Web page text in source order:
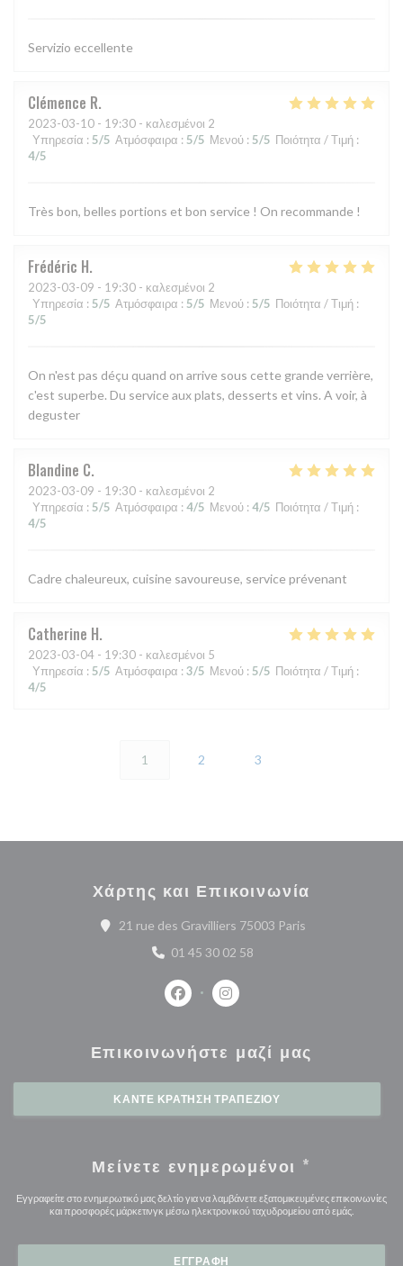
Servizio eccellente
Clémence R
2023-03-10 - 19:30 - καλεσμένοι 2
Υπηρεσία : 5/5 Ατμόσφαιρα : 5/5 Μενού : 5/5 Ποιότητα / Τιμή :
4/5
Très bon, belles portions et bon service ! On recommande !
Frédéric H
2023-03-09 - 19:30 - καλεσμένοι 2
Υπηρεσία : 5/5 Ατμόσφαιρα : 5/5 Μενού : 5/5 Ποιότητα / Τιμή :
5/5
On n'est pas déçu quand on arrive sous cette grande verrière,
c'est superbe. Du service aux plats, desserts et vins. A voir, à
deguster
Blandine C
2023-03-09 - 19:30 - καλεσμένοι 2
Υπηρεσία : 5/5 Ατμόσφαιρα : 4/5 Μενού : 4/5 Ποιότητα / Τιμή :
4/5
Cadre chaleureux, cuisine savoureuse, service prévenant
Catherine H
2023-03-04 - 19:30 - καλεσμένοι 5
Υπηρεσία : 5/5 Ατμόσφαιρα : 3/5 Μενού : 5/5 Ποιότητα / Τιμή :
4/5
1 2 3
Χάρτης και Επικοινωνία
21 rue des Gravilliers 75003 Paris((ανοίγει σε νέο
01 45 30 02 58
Facebook ((ανοίγει σε νέο
Instagram ((ανοίγει σε νέο
Επικοινωνήστε μαζί μας
ΚΆΝΤΕ ΚΡΆΤΗΣΗ ΤΡΑΠΕΖΙΟΎ
Μείνετε ενημερωμένοι *
Εγγραφείτε στο ενημερωτικό μας δελτίο για να λαμβάνετε εξατομικευμένες επικοινωνίες
και προσφορές μάρκετινγκ μέσω ηλεκτρονικού ταχυδρομείου από εμάς.
ΕΓΓΡΑΦΉ